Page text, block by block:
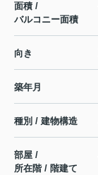
面積 /
バルコニー面積
向き
築年月
種別 / 建物構造
部屋 /
所在階 / 階建て